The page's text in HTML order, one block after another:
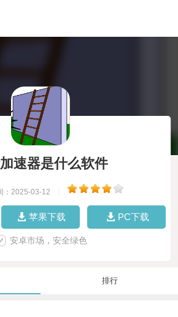
速器是什么软件
：2025-03-12
苹果下载 PC下载
安卓市场，安全绿色
排行